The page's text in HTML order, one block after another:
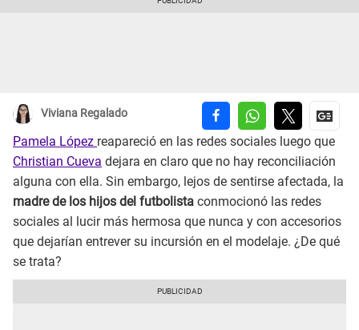
Viviana Regalado
Pamela López reapareció en las redes sociales luego que
Christian Cueva dejara en claro que no hay reconciliación
alguna con ella. Sin embargo, lejos de sentirse afectada, la
madre de los hijos del futbolista conmocionó las redes
sociales al lucir más hermosa que nunca y con accesorios
que dejarían entrever su incursión en el modelaje. ¿De qué
se trata?